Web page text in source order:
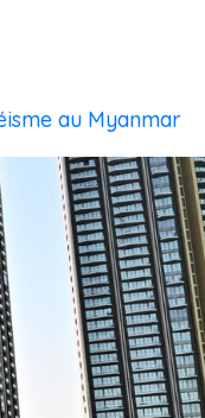
au Myanmar